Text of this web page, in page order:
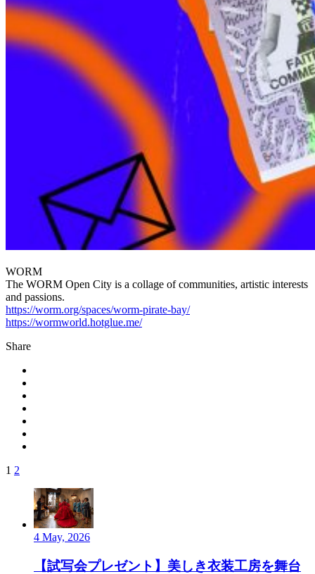
WORM
The WORM Open City is a collage of communities, artistic interests
and passions.
https://worm.org/spaces/worm-pirate-bay/
https://wormworld.hotglue.me/
Share
1 2
4 May, 2026
【試写会プレゼント】美しき衣装工房を舞台